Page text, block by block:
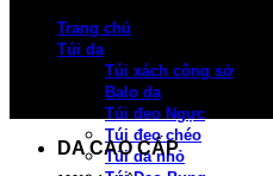
Trang chủ
Túi da
Túi xách công sở
Balo da
Túi đeo Ngực
Túi đeo chéo
Túi da nhỏ
DA CAO CẤP